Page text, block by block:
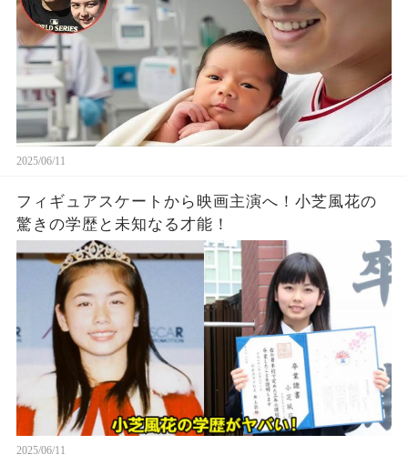
2025/06/11
フィギュアスケートから映画主演へ！小芝風花の
驚きの学歴と未知なる才能！
2025/06/11